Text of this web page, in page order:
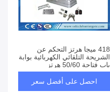
418 ميجا هرتز التحكم عن
الشريحة التلقائي الكهربائية بوابة
باب فتاحة 50/60 هرتز
احصل على أفضل سعر